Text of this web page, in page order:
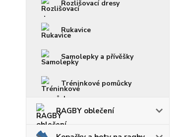
Rozlišovací dresy
Rukavice
Samolepky a přívěšky
Tréninkové pomůcky
RAGBY oblečení